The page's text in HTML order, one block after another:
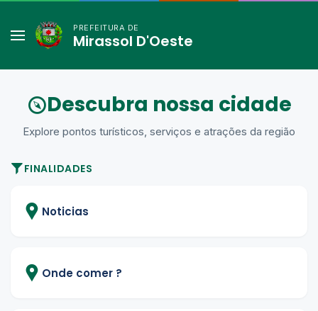
PREFEITURA DE
Mirassol D'Oeste
Descubra nossa cidade
Explore pontos turísticos, serviços e atrações da região
FINALIDADES
Noticias
Onde comer ?